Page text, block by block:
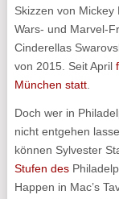
Skizzen von
Wars- und Marvel-
Cinderellas
von 2015. Seit April
München statt.
Doch wer in
nicht entgehen
können Sylvester
Stufen des
Happen in Mac’s